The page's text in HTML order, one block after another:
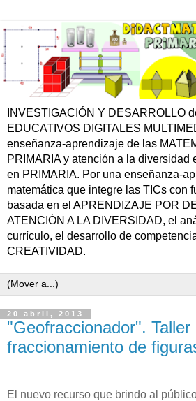
INVESTIGACIÓN Y DESARROLLO
EDUCATIVOS DIGITALES
enseñanza-aprendizaje de las
PRIMARIA y atención a la diversidad
en PRIMARIA. Por una enseñanza-
matemática que integre las TICs con
basada en el APRENDIZAJE POR
ATENCIÓN A LA DIVERSIDAD, el
currículo, el desarrollo de
CREATIVIDAD.
20 abril, 2013
"Geofraccionador". Taller
fraccionamiento de
El nuevo recurso que brindo al